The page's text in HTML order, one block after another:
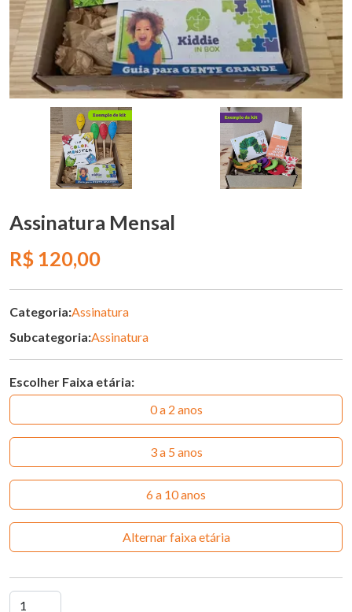
Assinatura Mensal
R$ 120,00
Categoria:Assinatura
Subcategoria:Assinatura
Escolher Faixa etária:
0 a 2 anos
3 a 5 anos
6 a 10 anos
Alternar faixa etária